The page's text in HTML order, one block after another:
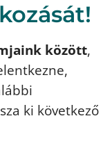
között,
ki következő